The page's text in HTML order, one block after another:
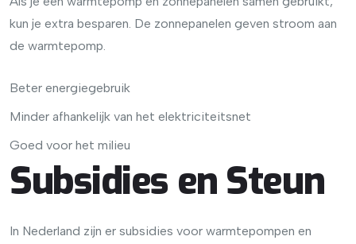
kun je extra besparen. De zonnepanelen geven stroom aan
de warmtepomp.
Beter energiegebruik
Minder afhankelijk van het elektriciteitsnet
Goed voor het milieu
Subsidies en Steun
In Nederland zijn er subsidies voor warmtepompen en